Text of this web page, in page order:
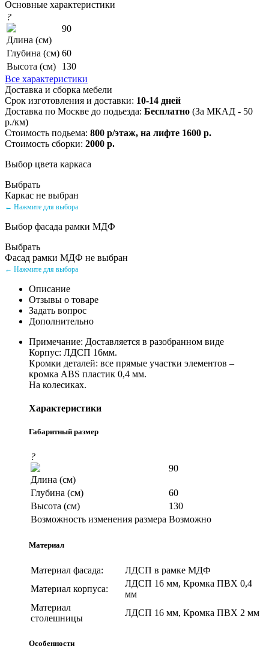
Основные характеристики
?
Длина (см)
90
Глубина (см) 60
Высота (см)
130
Все характеристики
Доставка и сборка мебели
Срок изготовления и доставки: 10-14 дней
Доставка по Москве до подьезда: Бесплатно (За МКАД - 50
р./км)
Стоимость подьема: 800 р/этаж, на лифте 1600 р.
Стоимость сборки: 2000 р.
Выбор цвета каркаса
Выбрать
Каркас не выбран
← Нажмите для выбора
Выбор фасада рамки МДФ
Выбрать
Фасад рамки МДФ не выбран
← Нажмите для выбора
Описание
Отзывы о товаре
Задать вопрос
Дополнительно
Примечание: Доставляется в разобранном виде
Корпус: ЛДСП 16мм.
Кромки деталей: все прямые участки элементов –
кромка ABS пластик 0,4 мм.
На колесиках.
Характеристики
Габаритный размер
?
Длина (см)
90
Глубина (см)
60
Высота (см)
130
Возможность изменения размера Возможно
Материал
Материал фасада:
ЛДСП в рамке МДФ
Материал корпуса:
ЛДСП 16 мм, Кромка ПВХ 0,4
мм
Материал
столешницы
ЛДСП 16 мм, Кромка ПВХ 2 мм
Особенности